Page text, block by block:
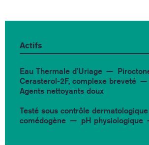
Actifs
Eau Thermale d’Uriage
Cerasterol-2F, complexe breveté
Agents nettoyants doux
Testé sous contrôle dermatologique
comédogène
pH physiologique